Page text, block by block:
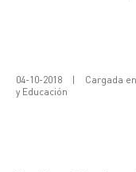
04-10-2018 | Cargada en
y Educación